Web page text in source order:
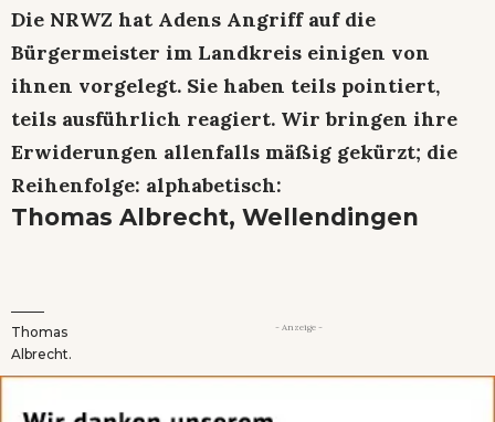
Die NRWZ hat Adens Angriff auf die
Bürgermeister im Landkreis einigen von
ihnen vorgelegt. Sie haben teils pointiert,
teils ausführlich reagiert. Wir bringen ihre
Erwiderungen allenfalls mäßig gekürzt; die
Reihenfolge: alphabetisch:
Thomas Albrecht, Wellendingen
Thomas
Albrecht.
- Anzeige -